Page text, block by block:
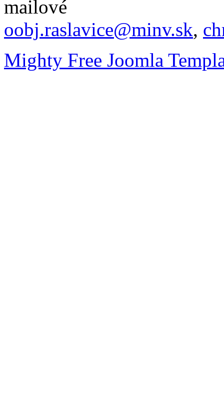
oobj.raslavice@minv.sk,
Mighty Free Joomla